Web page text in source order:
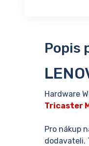
Popis
Hardware
Tricaster
Pro nákup
dodavateli.